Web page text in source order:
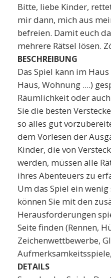
Bitte, liebe Kinder,
mir dann, mich aus
befreien. Damit euch
mehrere Rätsel lösen.
BESCHREIBUNG
Das Spiel kann im
Haus, Wohnung ....)
Räumlichkeit oder
Sie die besten
so alles gut
dem Vorlesen der
Kinder, die von
werden, müssen alle
ihres Abenteuers zu
Um das Spiel ein
können Sie mit den
Herausforderungen
Seite finden (Rennen,
Zeichenwettbewerbe,
DETAILS